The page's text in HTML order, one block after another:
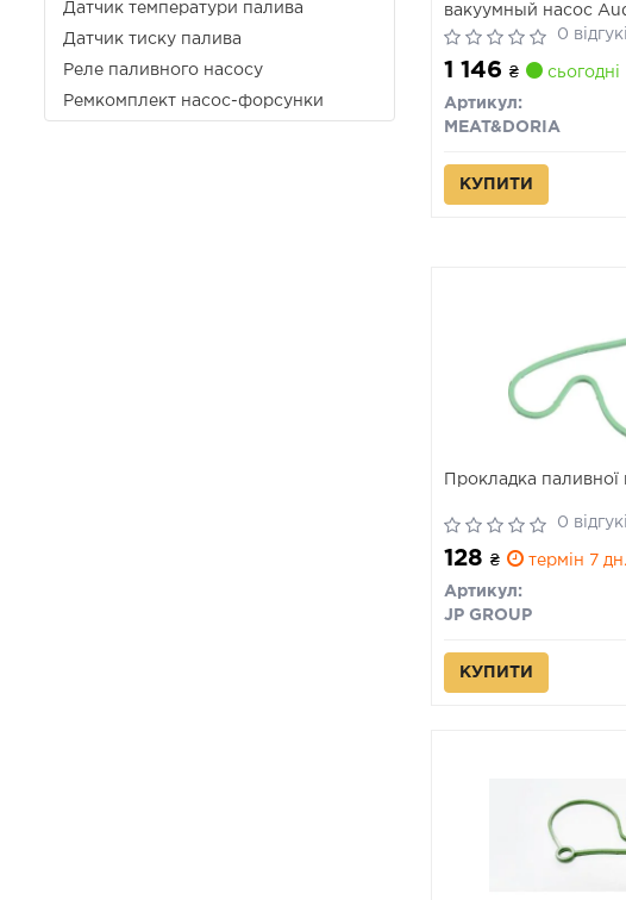
Датчик температури палива
Датчик тиску палива
Реле паливного насосу
Ремкомплект насос-форсунки
вакуумный насос
A3/4/5/6,Q3/
0
1 146 ₴ сьогодні
Артикул:
MEAT&DORIA
КУПИТИ
Прокладка паливної
0
128 ₴ термін 7 дн.
Артикул:
JP GROUP
КУПИТИ